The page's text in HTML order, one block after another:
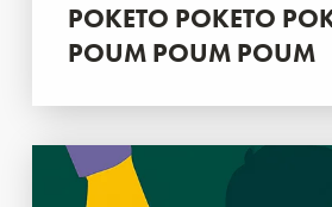
POKETO POKETO
POUM POUM POUM